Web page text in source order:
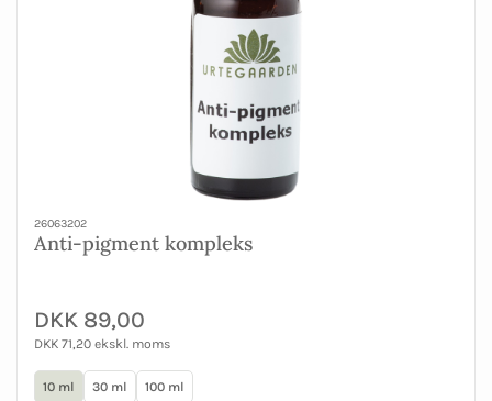
26063202
Anti-pigment kompleks
DKK 89,00
DKK 71,20 ekskl. moms
10 ml 30 ml 100 ml